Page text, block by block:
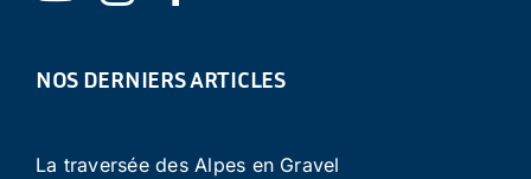
NOS DERNIERS ARTICLES
La traversée des Alpes en Gravel